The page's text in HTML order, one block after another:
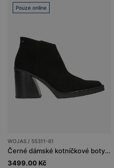
Pouze online
WOJAS / 55311-61
Černé dámské kotníčkové boty Limited Edition s nízkým svrškem
3499.00 Kč